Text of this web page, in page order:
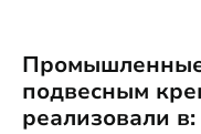
подвесным
реализовали в: